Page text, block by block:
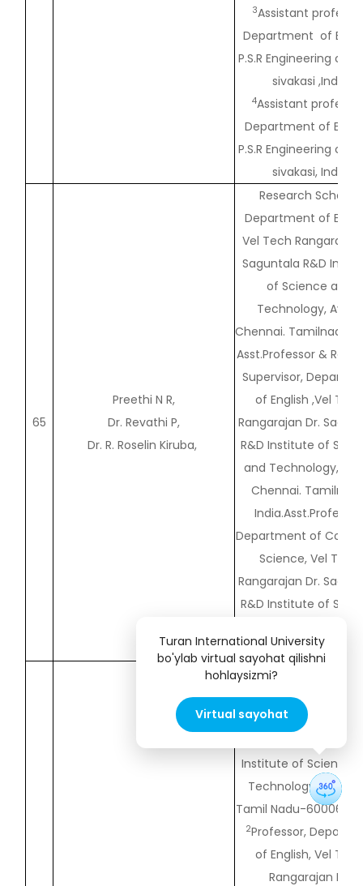
3Assistant
Department of
P.S.R Engineering
sivakasi ,India
4Assistant
Department of
P.S.R Engineering
sivakasi, India
65
Preethi N R,
Dr. Revathi P,
Dr. R. Roselin Kiruba,
Research Scholar,
Department of
Vel Tech Rangarajan
Saguntala R&D
of Science and
Technology, Avadi,
Chennai. Tamilnadu.
Asst.Professor &
Supervisor,
of English ,Vel Tech
Rangarajan Dr.
R&D Institute of
and Technology,
Chennai.
Department of
Science, Vel Tech
Rangarajan Dr.
R&D Institute of
Chennai. Tamilnadu.
1Research Scholar,
Department of
Vel Tech
Institute of Science
Technology,
Tamil Nadu-600062,
2Professor,
of English, Vel Tech
Rangarajan Dr.
Turan International University
bo'ylab virtual sayohat qilishni
hohlaysizmi?
Virtual sayohat